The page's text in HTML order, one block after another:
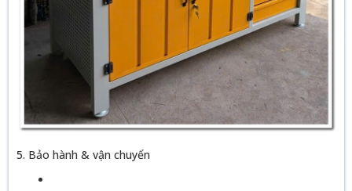
5. Bảo hành & vận chuyển